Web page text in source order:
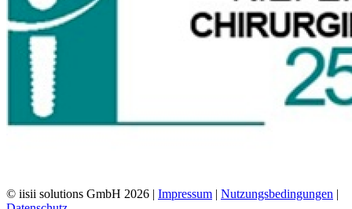
© iisii solutions GmbH 2026 | Impressum | Nutzungsbedingungen |